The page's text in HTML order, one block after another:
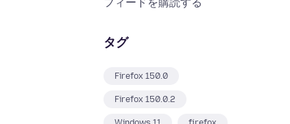
タグ
Firefox 150.0
Firefox 150.0.2